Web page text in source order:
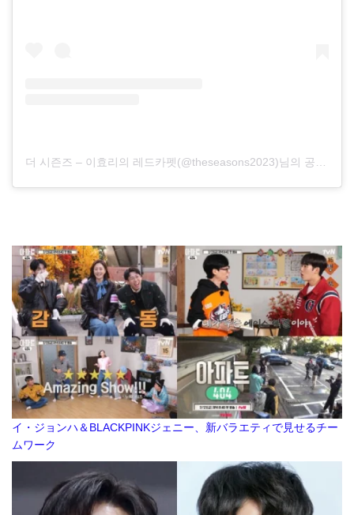
イ・ジョンハ＆BLACKPINKジェニー、新バラエティで見せるチー
ムワーク